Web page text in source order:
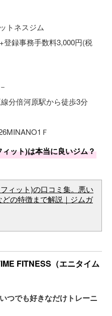
トネスジム
登録事務手数料3,000円(税
分倍河原駅から徒歩3分
Ｆ
ット)は本当に良いジム？
ィット)の口コミ集。悪い
の特徴まで解説｜ジムガ
FITNESS（エニタイム
つでも好きなだけトレーニ